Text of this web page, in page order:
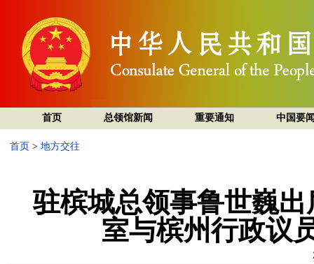
首页 总领馆新闻 重要通知 中国要
首页 > 地方交往
驻槟城总领事鲁世巍
室与槟州行政议